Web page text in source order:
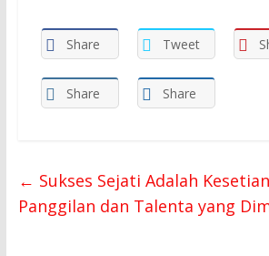
Share Tweet
Share Share
← Sukses Sejati Adalah
Panggilan dan Talenta yang